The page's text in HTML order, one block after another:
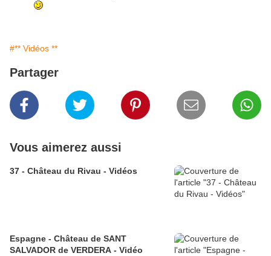
#** Vidéos **
Partager
Vous aimerez aussi
37 - Château du Rivau - Vidéos
Espagne - Château de SANT
SALVADOR de VERDERA - Vidéo